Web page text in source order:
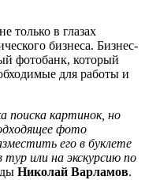
только в глазах
бизнеса. Бизнес-
фотобанк, который
для работы и
поиска картинок, но
фото
его в буклете
или на экскурсию по
Николай Варламов.